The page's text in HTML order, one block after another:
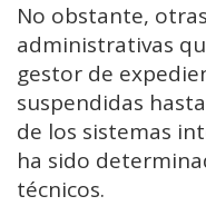
No obstante,
administrativas
gestor de
suspendidas
de los sistemas
ha sido
técnicos.